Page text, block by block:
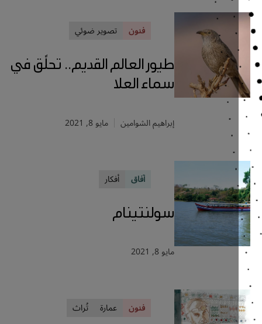
تصوير ضوئي
طيور العالم القديم.. تحلِّق في
سماء العلا
إبراهيم الشوامين مايو 8, 2021
أفكار
سولنتينام
مايو 8, 2021
عمارة تُراث